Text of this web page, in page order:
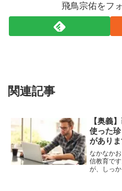
飛鳥宗佑をフ
関連記事
【奥義
使った
がありま
なかなか
信教育で
が、しっ